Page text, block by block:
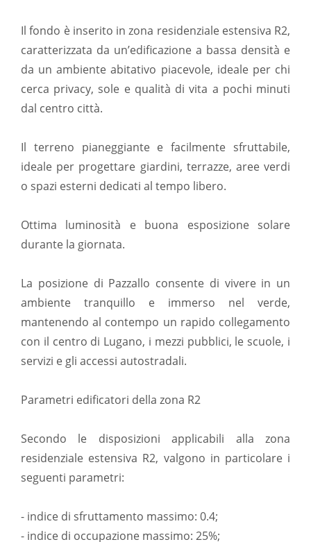
Il fondo è inserito in zona residenziale estensiva R2,
caratterizzata da un’edificazione a bassa densità e
da un ambiente abitativo piacevole, ideale per chi
cerca privacy, sole e qualità di vita a pochi minuti
dal centro città.
Il terreno pianeggiante e facilmente sfruttabile,
ideale per progettare giardini, terrazze, aree verdi
o spazi esterni dedicati al tempo libero.
Ottima luminosità e buona esposizione solare
durante la giornata.
La posizione di Pazzallo consente di vivere in un
ambiente tranquillo e immerso nel verde,
mantenendo al contempo un rapido collegamento
con il centro di Lugano, i mezzi pubblici, le scuole, i
servizi e gli accessi autostradali.
Parametri edificatori della zona R2
Secondo le disposizioni applicabili alla zona
residenziale estensiva R2, valgono in particolare i
seguenti parametri:
- indice di sfruttamento massimo: 0.4;
- indice di occupazione massimo: 25%;